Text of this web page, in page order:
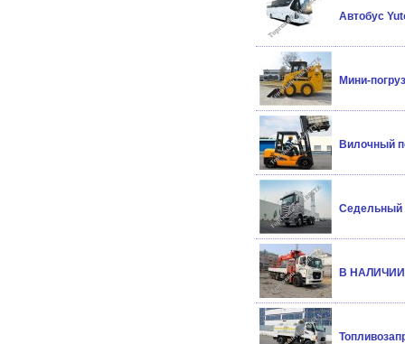
Автобус
Мини-
Вилочный
Седельный
В НАЛИЧИИ